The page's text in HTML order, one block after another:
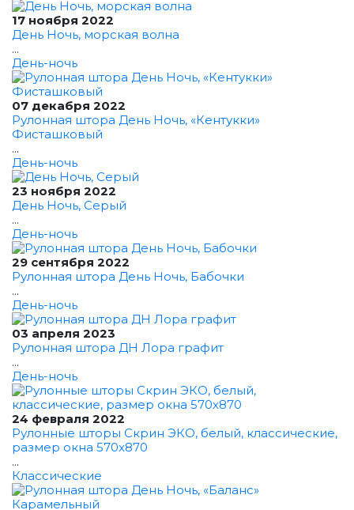
17 ноября 2022
День Ночь, морская волна
...
День-ночь
07 декабря 2022
Рулонная штора День Ночь, «Кентукки»
Фисташковый
...
День-ночь
23 ноября 2022
День Ночь, Серый
...
День-ночь
29 сентября 2022
Рулонная штора День Ночь, Бабочки
...
День-ночь
03 апреля 2023
Рулонная штора ДН Лора графит
...
День-ночь
24 февраля 2022
Рулонные шторы Скрин ЭКО, белый, классические,
размер окна 570x870
...
Классические